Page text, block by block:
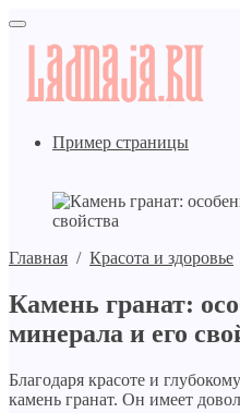
Пример страницы
Главная / Красота и здоровье
Камень гранат:
минерала и его
Благодаря красоте и
камень гранат. Он имеет